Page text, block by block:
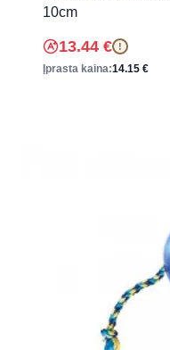
10cm
13.44 € !
Įprasta kaina:14.15 €